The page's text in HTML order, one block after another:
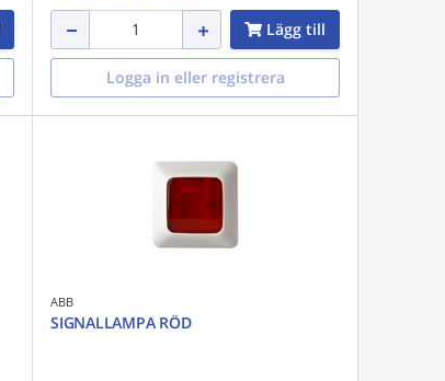
Lägg till
Logga in eller registrera
ABB
SIGNALLAMPA RÖD